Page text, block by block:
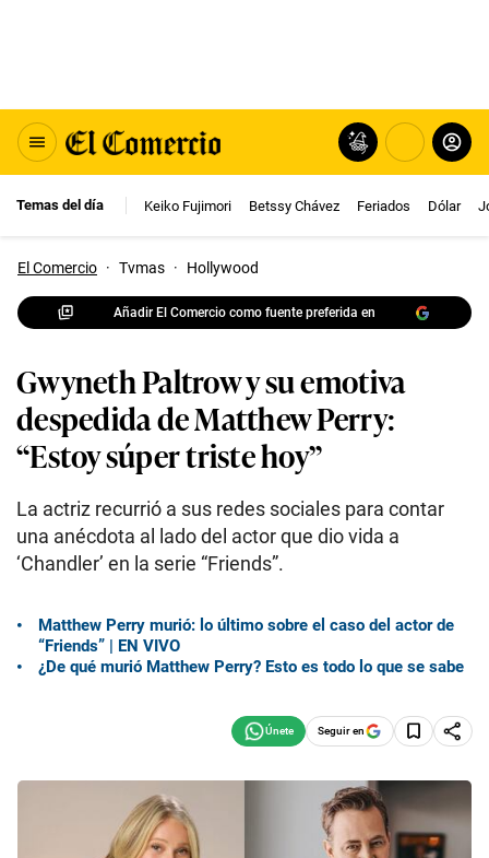
Temas del día Keiko Fujimori Betssy Chávez Feriados Dólar
El Comercio · Tvmas · Hollywood
Añadir El Comercio como fuente preferida en
Gwyneth Paltrow y su emotiva
despedida de Matthew Perry:
“Estoy súper triste hoy”
La actriz recurrió a sus redes sociales para contar
una anécdota al lado del actor que dio vida a
‘Chandler’ en la serie “Friends”.
Matthew Perry murió: lo último sobre el caso del actor de
“Friends” | EN VIVO
¿De qué murió Matthew Perry? Esto es todo lo que se sabe
Seguir en